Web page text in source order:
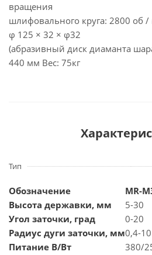
вращения
шлифовального круга: 2800 об
φ 125 × 32 × φ32
(абразивный диск диаманта
440 мм Вес: 75кг
Тип
Обозначение
MR-
Высота державки, мм
5-30
Угол заточки, град
0-20
Радиус дуги заточки, мм0,4-10
Питание В/Вт
380/